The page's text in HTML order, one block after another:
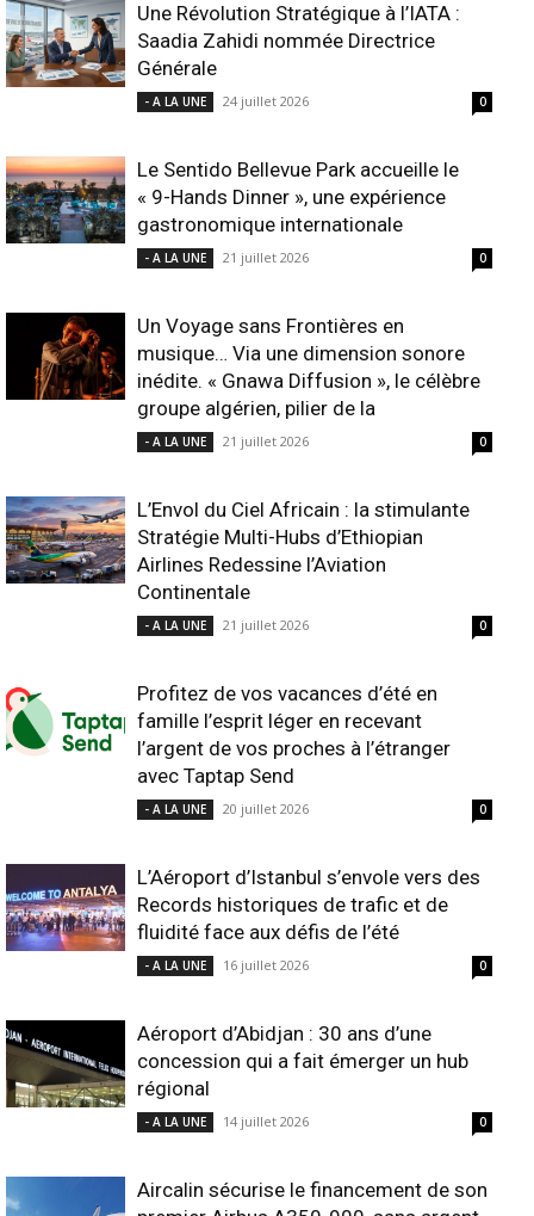
Une Révolution Stratégique à l’IATA :
Saadia Zahidi nommée Directrice
Générale
- A LA UNE 24 juillet 2026 0
Le Sentido Bellevue Park accueille le
« 9-Hands Dinner », une expérience
gastronomique internationale
- A LA UNE 21 juillet 2026 0
Un Voyage sans Frontières en
musique… Via une dimension sonore
inédite. « Gnawa Diffusion », le célèbre
groupe algérien, pilier de la
- A LA UNE 21 juillet 2026 0
L’Envol du Ciel Africain : la stimulante
Stratégie Multi-Hubs d’Ethiopian
Airlines Redessine l’Aviation
Continentale
- A LA UNE 21 juillet 2026 0
Profitez de vos vacances d’été en
famille l’esprit léger en recevant
l’argent de vos proches à l’étranger
avec Taptap Send
- A LA UNE 20 juillet 2026 0
L’Aéroport d’Istanbul s’envole vers des
Records historiques de trafic et de
fluidité face aux défis de l’été
- A LA UNE 16 juillet 2026 0
Aéroport d’Abidjan : 30 ans d’une
concession qui a fait émerger un hub
régional
- A LA UNE 14 juillet 2026 0
Aircalin sécurise le financement de son